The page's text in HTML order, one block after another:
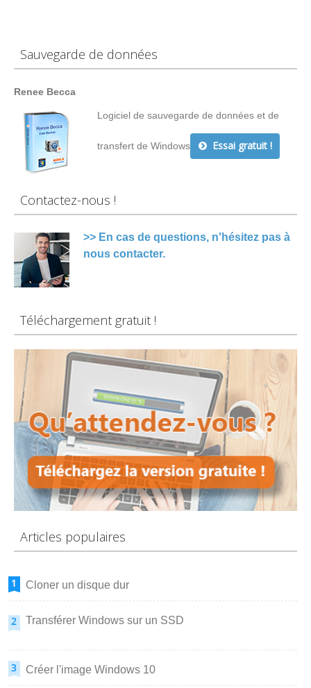
Sauvegarde de données
Renee Becca
Logiciel de sauvegarde de données et de
transfert de Windows Essai gratuit !
Contactez-nous !
>> En cas de questions, n'hésitez pas à
nous contacter.
Téléchargement gratuit !
Articles populaires
Cloner un disque dur
Transférer Windows sur un SSD
Créer l'image Windows 10